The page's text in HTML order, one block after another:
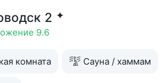
2 ✦
9.6
комната Сауна / хаммам